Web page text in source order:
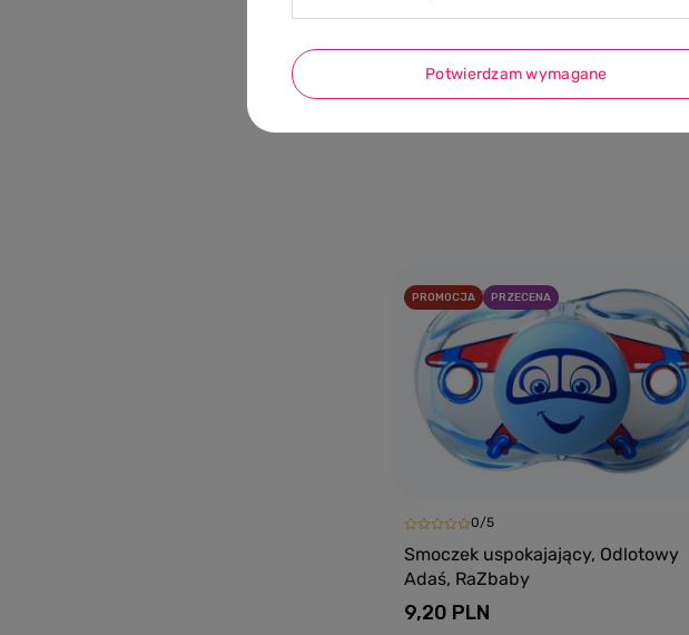
b.box Smoczek dla niemowlaka 2
szt.– symetryczny smoczek
silikonowy 6 mies.+ Ocean + Sky
43,00 PLN
Dodaj do koszyka
PROMOCJA PRZECENA
0/5
Smoczek uspokajający, Odlotowy
Adaś, RaZbaby
9,20 PLN
Potwierdzam wymagane